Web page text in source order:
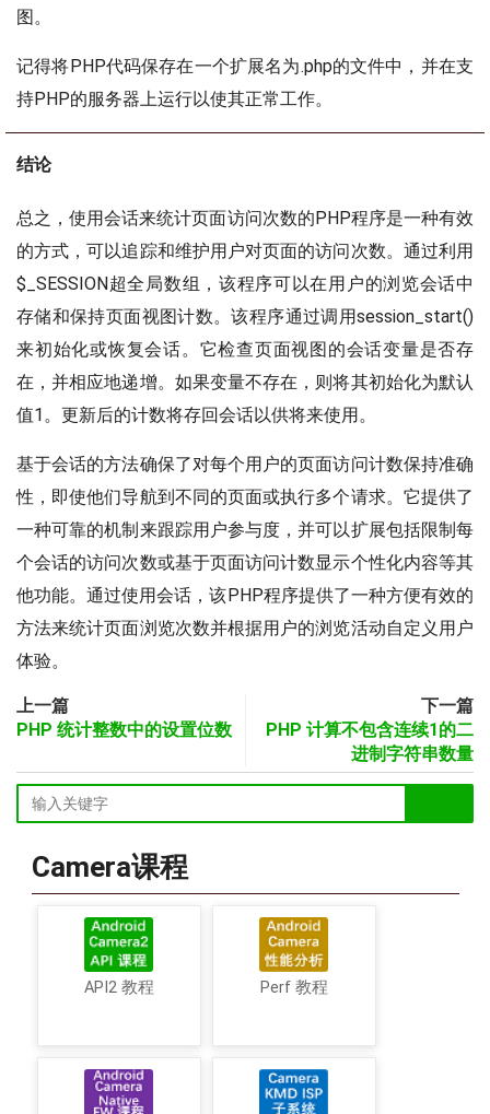
图。
记得将PHP代码保存在一个扩展名为.php的文件中，并在支
持PHP的服务器上运行以使其正常工作。
结论
总之，使用会话来统计页面访问次数的PHP程序是一种有效
的方式，可以追踪和维护用户对页面的访问次数。通过利用
$_SESSION超全局数组，该程序可以在用户的浏览会话中
存储和保持页面视图计数。该程序通过调用session_start()
来初始化或恢复会话。它检查页面视图的会话变量是否存
在，并相应地递增。如果变量不存在，则将其初始化为默认
值1。更新后的计数将存回会话以供将来使用。
基于会话的方法确保了对每个用户的页面访问计数保持准确
性，即使他们导航到不同的页面或执行多个请求。它提供了
一种可靠的机制来跟踪用户参与度，并可以扩展包括限制每
个会话的访问次数或基于页面访问计数显示个性化内容等其
他功能。通过使用会话，该PHP程序提供了一种方便有效的
方法来统计页面浏览次数并根据用户的浏览活动自定义用户
体验。
上一篇
PHP 统计整数中的设置位数
下一篇
PHP 计算不包含连续1的二
进制字符串数量
Camera课程
API2 教程 Perf 教程